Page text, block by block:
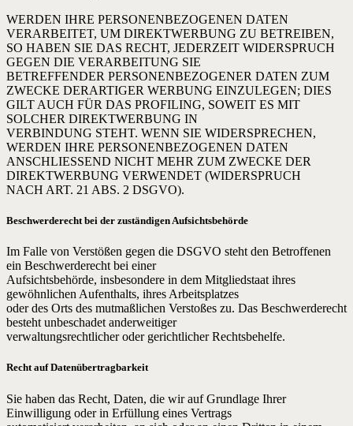
WERDEN IHRE PERSONENBEZOGENEN DATEN
VERARBEITET, UM DIREKTWERBUNG ZU BETREIBEN,
SO HABEN SIE DAS RECHT, JEDERZEIT WIDERSPRUCH
GEGEN DIE VERARBEITUNG SIE
BETREFFENDER PERSONENBEZOGENER DATEN ZUM
ZWECKE DERARTIGER WERBUNG EINZULEGEN; DIES
GILT AUCH FÜR DAS PROFILING, SOWEIT ES MIT
SOLCHER DIREKTWERBUNG IN
VERBINDUNG STEHT. WENN SIE WIDERSPRECHEN,
WERDEN IHRE PERSONENBEZOGENEN DATEN
ANSCHLIESSEND NICHT MEHR ZUM ZWECKE DER
DIREKTWERBUNG VERWENDET (WIDERSPRUCH
NACH ART. 21 ABS. 2 DSGVO).
Beschwerderecht bei der zuständigen Aufsichtsbehörde
Im Falle von Verstößen gegen die DSGVO steht den Betroffenen
ein Beschwerderecht bei einer
Aufsichtsbehörde, insbesondere in dem Mitgliedstaat ihres
gewöhnlichen Aufenthalts, ihres Arbeitsplatzes
oder des Orts des mutmaßlichen Verstoßes zu. Das Beschwerderecht
besteht unbeschadet anderweitiger
verwaltungsrechtlicher oder gerichtlicher Rechtsbehelfe.
Recht auf Datenübertragbarkeit
Sie haben das Recht, Daten, die wir auf Grundlage Ihrer
Einwilligung oder in Erfüllung eines Vertrags